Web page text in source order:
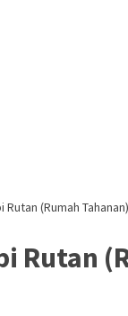
Rutan (Rumah
Rutan